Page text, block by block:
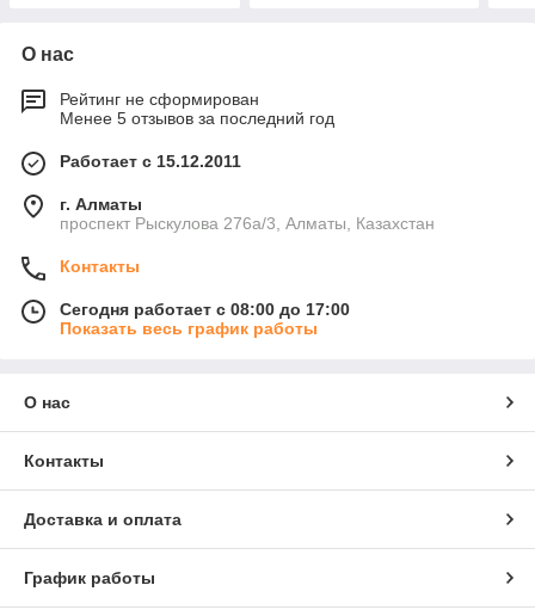
О нас
Рейтинг не сформирован
Менее 5 отзывов за последний год
Работает с 15.12.2011
г. Алматы
проспект Рыскулова 276а/3, Алматы, Казахстан
Контакты
Сегодня работает с 08:00 до 17:00
Показать весь график работы
О нас
Контакты
Доставка и оплата
График работы